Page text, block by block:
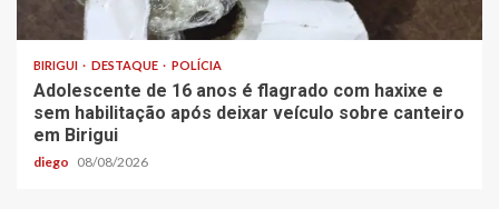
BIRIGUI DESTAQUE POLÍCIA
Adolescente de 16 anos é flagrado com haxixe e
sem habilitação após deixar veículo sobre canteiro
em Birigui
diego 08/08/2026